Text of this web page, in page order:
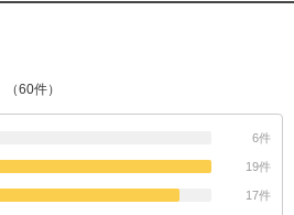
（60件）
6件
19件
17件